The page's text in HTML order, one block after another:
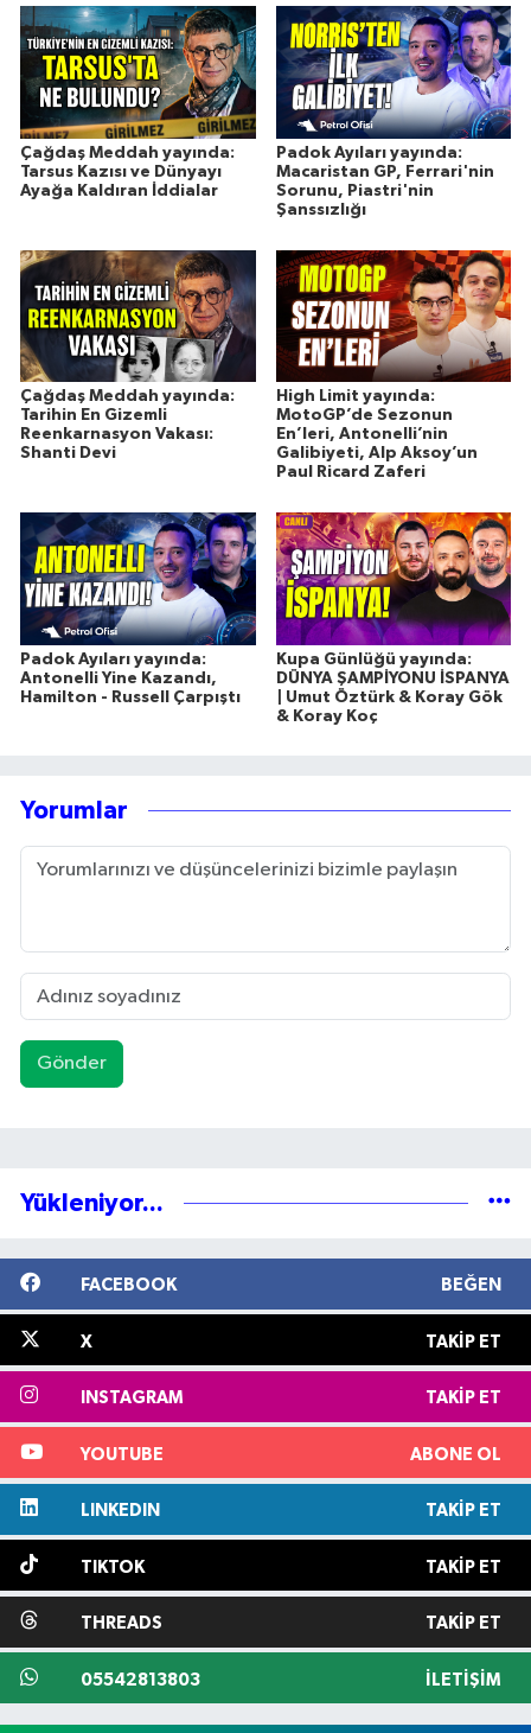
Çağdaş Meddah yayında:
Tarsus Kazısı ve Dünyayı
Ayağa Kaldıran İddialar
Padok Ayıları yayında:
Macaristan GP, Ferrari'nin
Sorunu, Piastri'nin
Şanssızlığı
Çağdaş Meddah yayında:
Tarihin En Gizemli
Reenkarnasyon Vakası:
Shanti Devi
High Limit yayında:
MotoGP’de Sezonun
En’leri, Antonelli’nin
Galibiyeti, Alp Aksoy’un
Paul Ricard Zaferi
Padok Ayıları yayında:
Antonelli Yine Kazandı,
Hamilton - Russell Çarpıştı
Kupa Günlüğü yayında:
DÜNYA ŞAMPİYONU İSPANYA
| Umut Öztürk & Koray Gök
& Koray Koç
Yorumlar
Gönder
Yükleniyor...
FACEBOOK BEĞEN
X TAKIP ET
INSTAGRAM TAKIP ET
YOUTUBE ABONE OL
LINKEDIN TAKIP ET
TIKTOK TAKIP ET
THREADS TAKIP ET
05542813803 İLETIŞIM